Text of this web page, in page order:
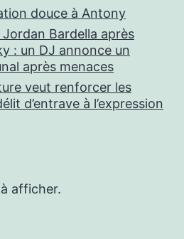
douce à Antony
Bardella après
: un DJ annonce un
après menaces
veut renforcer les
d’entrave à l’expression
afficher.